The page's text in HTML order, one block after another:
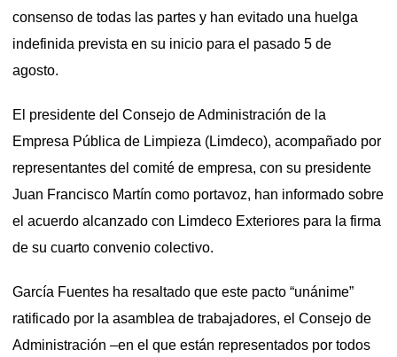
consenso de todas las partes y han evitado una huelga
indefinida prevista en su inicio para el pasado 5 de
agosto.
El presidente del Consejo de Administración de la
Empresa Pública de Limpieza (Limdeco), acompañado por
representantes del comité de empresa, con su presidente
Juan Francisco Martín como portavoz, han informado sobre
el acuerdo alcanzado con Limdeco Exteriores para la firma
de su cuarto convenio colectivo.
García Fuentes ha resaltado que este pacto “unánime”
ratificado por la asamblea de trabajadores, el Consejo de
Administración –en el que están representados por todos